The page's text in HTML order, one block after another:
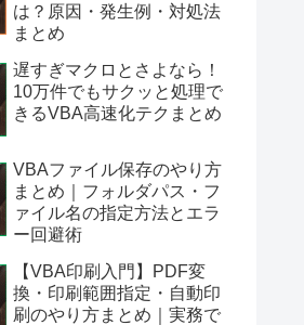
は？原因・発生例・対処法
まとめ
遅すぎマクロとさよなら！
10万件でもサクッと処理で
きるVBA高速化テクまとめ
VBAファイル保存のやり方
まとめ｜フォルダパス・フ
ァイル名の指定方法とエラ
ー回避術
【VBA印刷入門】PDF変
換・印刷範囲指定・自動印
刷のやり方まとめ｜実務で